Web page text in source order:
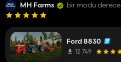
MH Farms bir modu
Ford 8830
12 749